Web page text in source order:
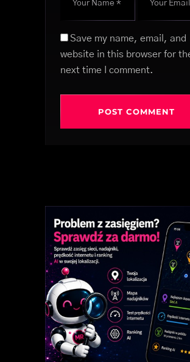
Save my name, email, and
website in this browser for
next time I comment.